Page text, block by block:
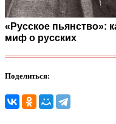
«Русское пьянство»:
миф о русских
Поделиться: